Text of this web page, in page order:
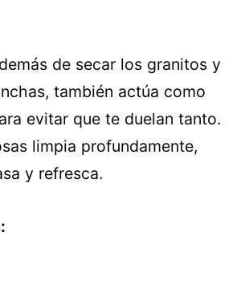
de secar los granitos y
también actúa como
evitar que te duelan tanto.
limpia profundamente,
y refresca.